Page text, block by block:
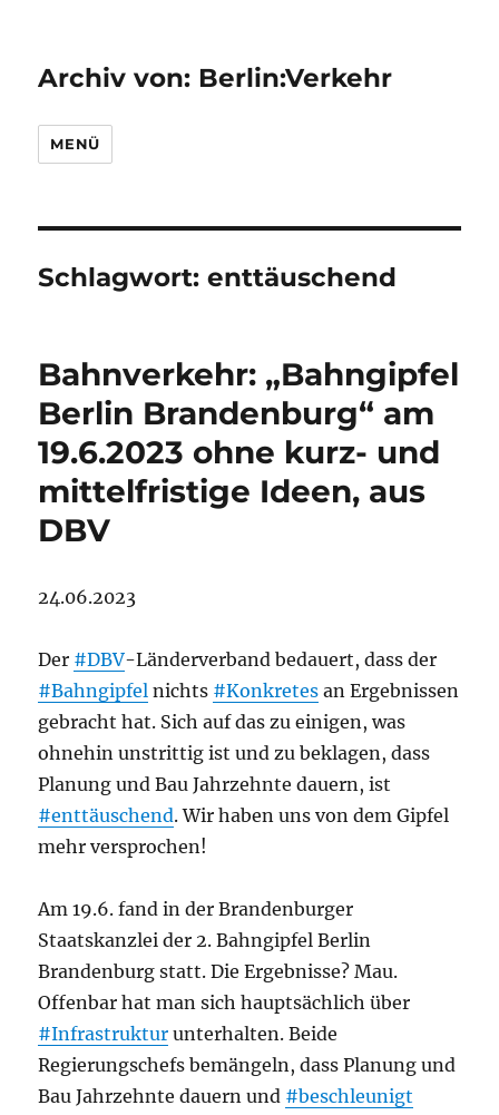
Archiv von: Berlin:Verkehr
MENÜ
Schlagwort:enttäuschend
Bahnverkehr: „Bahngipfel
Berlin Brandenburg“ am
19.6.2023 ohne kurz- und
mittelfristige Ideen, aus
DBV
24.06.2023
Der #DBV-Länderverband bedauert, dass der
#Bahngipfel nichts #Konkretes an Ergebnissen
gebracht hat. Sich auf das zu einigen, was
ohnehin unstrittig ist und zu beklagen, dass
Planung und Bau Jahrzehnte dauern, ist
#enttäuschend. Wir haben uns von dem Gipfel
mehr versprochen!
Am 19.6. fand in der Brandenburger
Staatskanzlei der 2. Bahngipfel Berlin
Brandenburg statt. Die Ergebnisse? Mau.
Offenbar hat man sich hauptsächlich über
#Infrastruktur unterhalten. Beide
Regierungschefs bemängeln, dass Planung und
Bau Jahrzehnte dauern und #beschleunigt